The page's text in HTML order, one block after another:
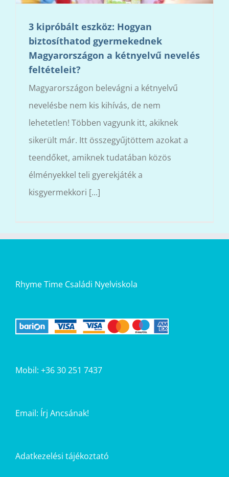
3 kipróbált eszköz: Hogyan
biztosíthatod gyermekednek
Magyarországon a kétnyelvű nevelés
feltételeit?
Magyarországon belevágni a kétnyelvű
nevelésbe nem kis kihívás, de nem
lehetetlen! Többen vagyunk itt, akiknek
sikerült már. Itt összegyűjtöttem azokat a
teendőket, amiknek tudatában közös
élményekkel teli gyerekjáték a
kisgyermekkori [...]
Rhyme Time Családi Nyelviskola
Mobil: +36 30 251 7437
Email: Írj Ancsának!
Adatkezelési tájékoztató